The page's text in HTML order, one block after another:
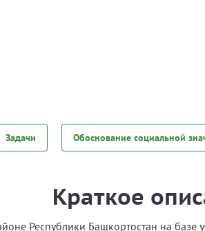
Задачи Обоснование социальной
Краткое
Республики Башкортостан на базе